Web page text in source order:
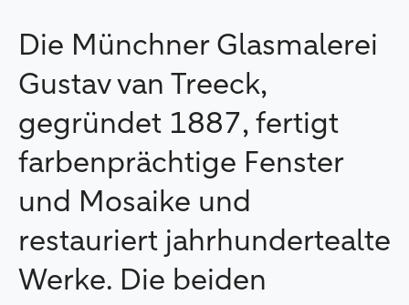
Die Münchner Glasmalerei
Gustav van Treeck,
gegründet 1887, fertigt
farbenprächtige Fenster
und Mosaike und
restauriert jahrhundertealte
Werke. Die beiden